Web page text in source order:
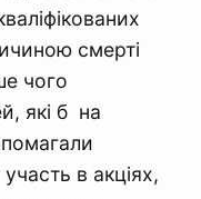
смерті
чого
які б на
в акціях,